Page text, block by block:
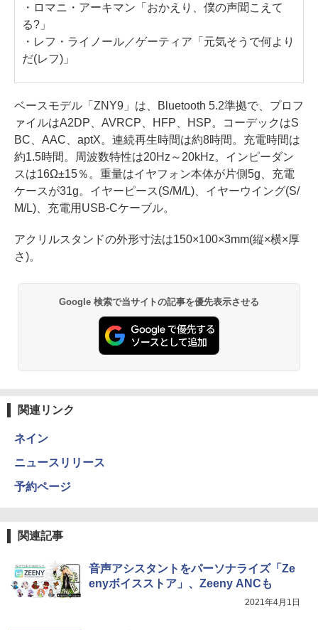
・ロマニ・アーキマン「おかえり、僕の声聞こえて
る?」
・レフ・ライノール／ゲーティア「元気そうで何より
だ(レフ)」
ベースモデル「ZNY9」は、Bluetooth 5.2準拠で、プロフ
ァイルはA2DP、AVRCP、HFP、HSP。コーデックはS
BC、AAC、aptX。連続再生時間は約8時間。充電時間は
約1.5時間。周波数特性は20Hz～20kHz。インピーダン
スは16Ω±15％。重量はイヤフォン本体が片側5g、充電
ケースが31g。イヤーピース(S/M/L)、イヤーウイング(S/
M/L)、充電用USB-Cケーブル。
アクリルスタンドの外形寸法は150×100×3mm(縦×横×厚
さ)。
Google 検索で当サイトの記事を優先表示させる
関連リンク
ネイン
ニュースリリース
予約ページ
関連記事
音声アシスタントをパーソナライズ「Ze
enyボイスストア」、Zeeny ANCも
2021年4月1日